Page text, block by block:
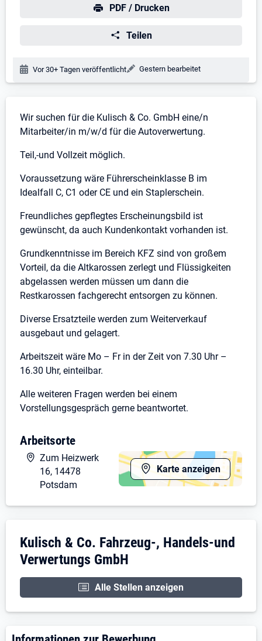
PDF / Drucken
Teilen
Veröffentlichungsdatum:
Vor 30+ Tagen veröffentlicht Änderungsdatum:
Gestern bearbeitet
Stellenbeschreibung
Wir suchen für die Kulisch & Co. GmbH eine/n
Mitarbeiter/in m/w/d für die Autoverwertung.
Teil,-und Vollzeit möglich.
Voraussetzung wäre Führerscheinklasse B im
Idealfall C, C1 oder CE und ein Staplerschein.
Freundliches gepflegtes Erscheinungsbild ist
gewünscht, da auch Kundenkontakt vorhanden ist.
Grundkenntnisse im Bereich KFZ sind von großem
Vorteil, da die Altkarossen zerlegt und Flüssigkeiten
abgelassen werden müssen um dann die
Restkarossen fachgerecht entsorgen zu können.
Diverse Ersatzteile werden zum Weiterverkauf
ausgebaut und gelagert.
Arbeitszeit wäre Mo – Fr in der Zeit von 7.30 Uhr –
16.30 Uhr, einteilbar.
Alle weiteren Fragen werden bei einem
Vorstellungsgespräch gerne beantwortet.
Arbeitsorte
Karte anzeigen
Zum Heizwerk
16, 14478
Potsdam
Unternehmensdarstellung: Kulisch & Co.
Kulisch & Co. Fahrzeug-, Handels-und
Verwertungs GmbH
Alle Stellen anzeigen